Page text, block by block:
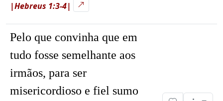
|Hebreus 1:3-4|
Pelo que convinha que em
tudo fosse semelhante aos
irmãos, para ser
misericordioso e fiel sumo